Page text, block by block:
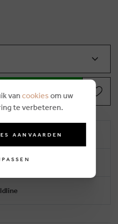
(2-4 werkdagen)
van cookies om uw
te verbeteren.
AANVAARDEN